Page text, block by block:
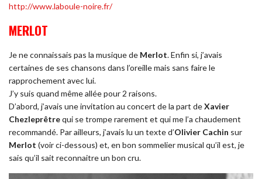
http://www.laboule-noire.fr/
MERLOT
Je ne connaissais pas la musique de Merlot. Enfin si, j’avais
certaines de ses chansons dans l’oreille mais sans faire le
rapprochement avec lui.
J’y suis quand même allée pour 2 raisons.
D’abord, j’avais une invitation au concert de la part deXavier
Chezleprêtrequi se trompe rarement et qui me l’a chaudement
recommandé. Par ailleurs, j’avais lu un texte d’Olivier Cachin sur
Merlot (voir ci-dessous) et, en bon sommelier musical qu’il est, je
sais qu’il sait reconnaitre un bon cru.